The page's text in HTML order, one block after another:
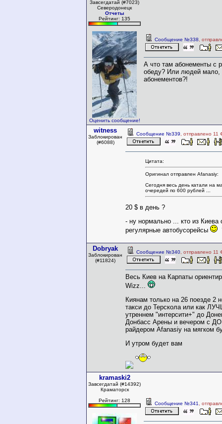
Завсегдатай (#7023)
Северодонецк
Отчеты
Рейтинг: 135
Оценить сообщение!
Сообщение №338 ,
А что там абонементы с
обеду? Или людей мало,
абонементов?!
witness
Заблокирован
(#6088)
Сообщение №339 , отправлено
Цитата:
Оригинал отправлен Afanasiy:
Сегодня весь день катали на
очередей по 600 рублей ...
20 $ в день ?
- ну нормально ... кто из Киева
регулярные автобусорейсы
Dobryak
Заблокирован
(#11824)
Сообщение №340 , отправлено
Весь Киев на Карпаты
Wizz...
Киянам только на 26 поезде 2
такси до Терскола или как
утреннем "интерсити+" до
Донбасс Арены и вечером с
райдером Afanasiy на мягком
И утром будет вам
kramaski2
Завсегдатай (#14392)
Краматорск
Рейтинг: 128
Сообщение №341 ,